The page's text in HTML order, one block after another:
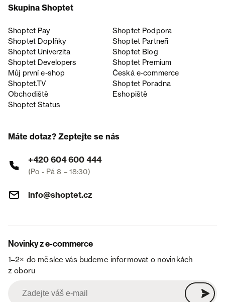
Skupina Shoptet
Shoptet Pay
Shoptet Podpora
Shoptet Doplňky
Shoptet Partneři
Shoptet Univerzita
Shoptet Blog
Shoptet Developers
Shoptet Premium
Můj první e-shop
Česká e‑commerce
Shoptet.TV
Shoptet Poradna
Obchodiště
Eshopiště
Shoptet Status
Máte dotaz? Zeptejte se nás
+420 604 600 444
(Po - Pá 8 – 18:30)
info@shoptet.cz
Novinky z e-commerce
1–2× do měsíce vás budeme informovat o novinkách
z oboru